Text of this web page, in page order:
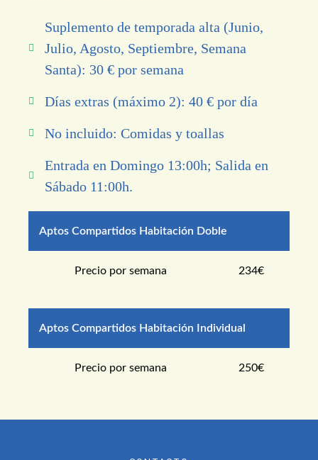
Suplemento de temporada alta (Junio,
Julio, Agosto, Septiembre, Semana
Santa): 30 € por semana
Días extras (máximo 2): 40 € por día
No incluido: Comidas y toallas
Entrada en Domingo 13:00h; Salida en
Sábado 11:00h.
Aptos Compartidos Habitación Doble
Precio por semana 234€
Aptos Compartidos Habitación Individual
Precio por semana 250€